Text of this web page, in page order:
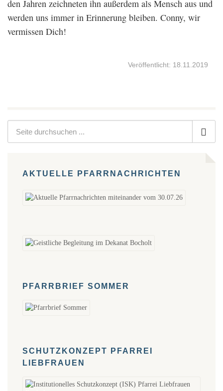
den Jahren zeichneten ihn außerdem als Mensch aus und
werden uns immer in Erinnerung bleiben. Conny, wir
vermissen Dich!
Veröffentlicht: 18.11.2019
AKTUELLE PFARRNACHRICHTEN
PFARRBRIEF SOMMER
SCHUTZKONZEPT PFARREI
LIEBFRAUEN